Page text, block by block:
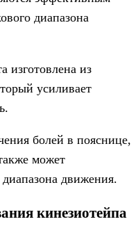
диапазона
изготовлена из
усиливает
болей в пояснице,
может
движения.
кинезиотейпа